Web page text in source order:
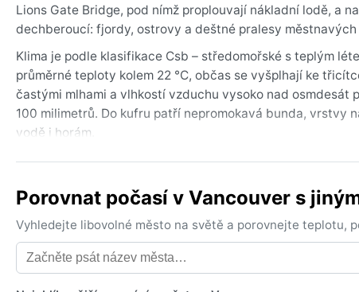
Lions Gate Bridge, pod nímž proplouvají nákladní lodě, a
dechberoucí: fjordy, ostrovy a deštné pralesy
Klima je podle klasifikace Csb – středomořské s teplým
průměrné teploty kolem 22 °C, občas se vyšplhají ke
častými mlhami a vlhkostí vzduchu vysoko nad osmdesát
100 milimetrů. Do kufru patří nepromokavá bunda, vrstvy
vodě i horám.
Nejlepší čas na návštěvu je od června do září, kdy svítí
prosince do února. Výraznou zvláštností je „Pineapple
oblevy. Žádné hurikány ani monzuny zde nehrozí, jen
Porovnat počasí v Vancouver s
Vyhledejte libovolné město na světě a porovnejte teplotu,